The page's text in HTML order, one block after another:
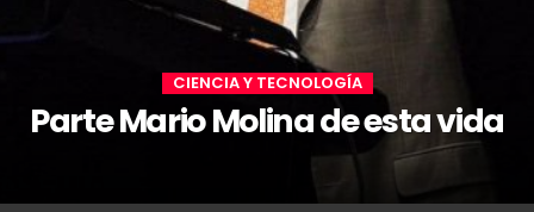
CIENCIA Y TECNOLOGÍA
Parte Mario Molina de esta vida